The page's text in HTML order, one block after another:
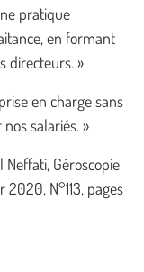
pratique
en formant
directeurs. »
en charge sans
salariés. »
Géroscopie
N°113, pages